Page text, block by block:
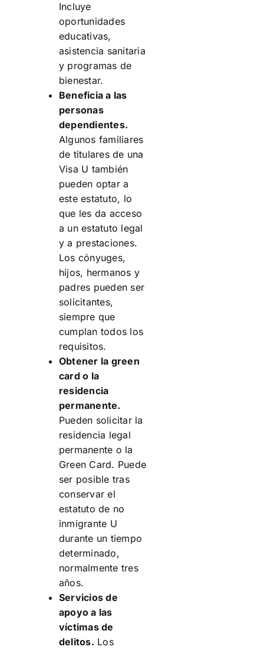
Incluye
oportunidades
educativas,
asistencia sanitaria
y programas de
bienestar.
Beneficia a las
personas
dependientes.
Algunos familiares
de titulares de una
Visa U también
pueden optar a
este estatuto, lo
que les da acceso
a un estatuto legal
y a prestaciones.
Los cónyuges,
hijos, hermanos y
padres pueden ser
solicitantes,
siempre que
cumplan todos los
requisitos.
Obtener la green
card o la
residencia
permanente.
Pueden solicitar la
residencia legal
permanente o la
Green Card. Puede
ser posible tras
conservar el
estatuto de no
inmigrante U
durante un tiempo
determinado,
normalmente tres
años.
Servicios de
apoyo a las
víctimas de
delitos. Los